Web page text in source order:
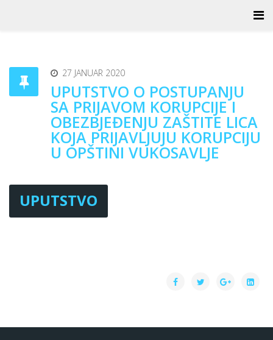
27 JANUAR 2020
UPUTSTVO O POSTUPANJU
SA PRIJAVOM KORUPCIJE I
OBEZBJEĐENJU ZAŠTITE LICA
KOJA PRIJAVLJUJU KORUPCIJU
U OPŠTINI VUKOSAVLJE
UPUTSTVO